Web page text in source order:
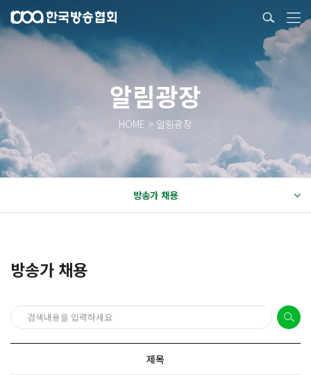
알림광장
HOME > 알림광장
방송가 채용
방송가 채용
제목